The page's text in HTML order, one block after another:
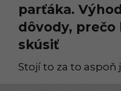
parťáka.
dôvody, prečo
skúsiť
Stojí to za to aspoň